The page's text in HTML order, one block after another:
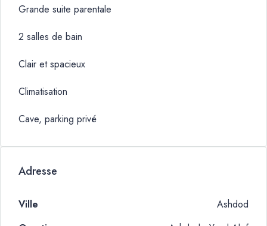
Grande suite parentale
2 salles de bain
Clair et spacieux
Climatisation
Cave, parking privé
Adresse
Ville
Ashdod